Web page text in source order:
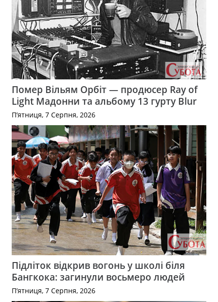
Помер Вільям Орбіт — продюсер Ray of
Light Мадонни та альбому 13 гурту Blur
П’ятниця, 7 Серпня, 2026
Підліток відкрив вогонь у школі біля
Бангкока: загинули восьмеро людей
П’ятниця, 7 Серпня, 2026